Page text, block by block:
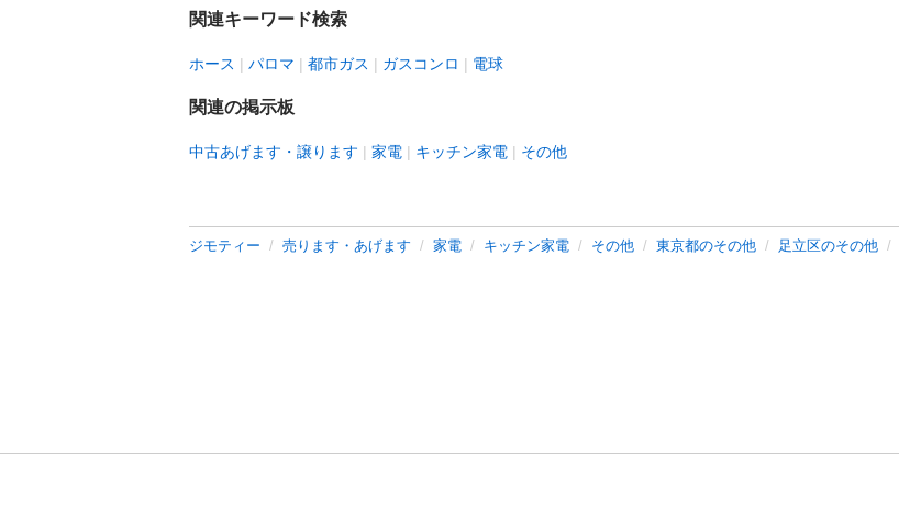
関連キーワード検索
ホース パロマ 都市ガス ガスコンロ 電球
関連の掲示板
中古あげます・譲ります 家電 キッチン家電 その他
ジモティー 売ります・あげます 家電 キッチン家電 その他 東京都のその他 足立区のその他